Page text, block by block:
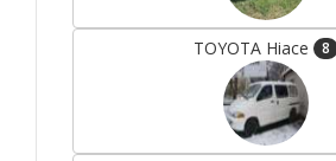
TOYOTA Hiace 8